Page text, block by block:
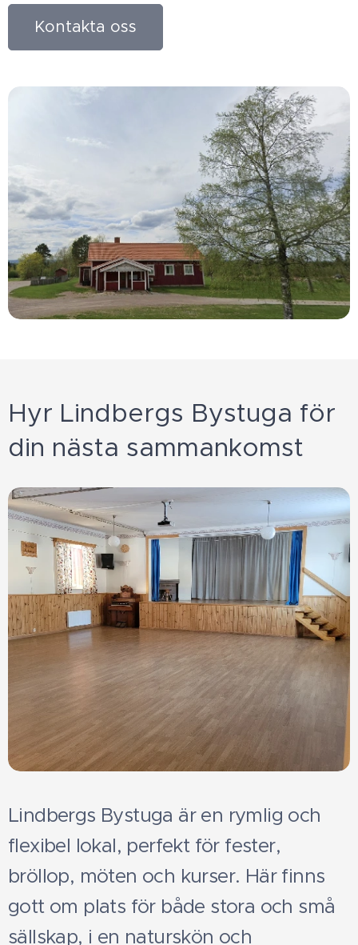
Kontakta oss
Hyr Lindbergs Bystuga för
din nästa sammankomst
Lindbergs Bystuga är en rymlig och
flexibel lokal, perfekt för fester,
bröllop, möten och kurser. Här finns
gott om plats för både stora och små
sällskap, i en naturskön och